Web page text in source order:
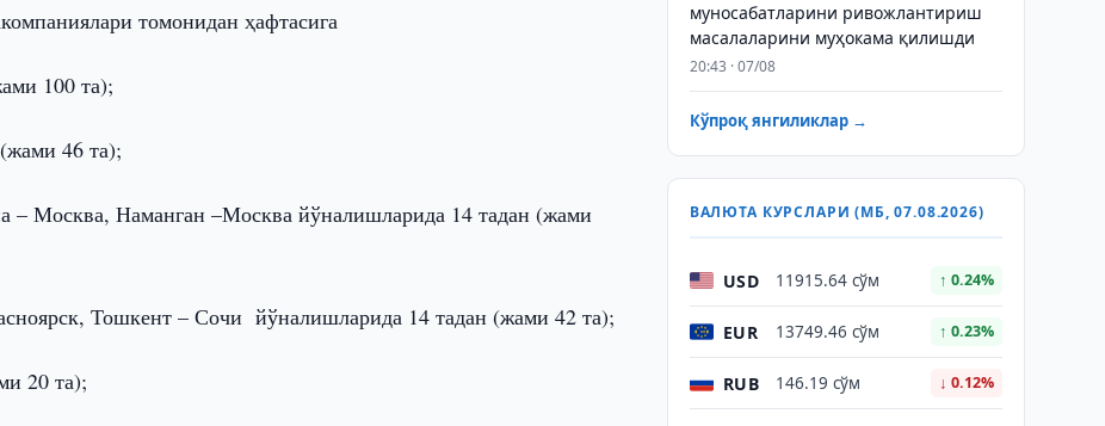
томонидан ҳафтасига
100 та);
46 та);
– Москва, Наманган –Москва йўналишларида 14 тадан (жами
Тошкент – Сочи йўналишларида 14 тадан (жами 42 та);
20 та);
муносабатларини ривожлантириш
масалаларини муҳокама қилишди
20:43 · 07/08
Кўпроқ янгиликлар →
ВАЛЮТА КУРСЛАРИ (МБ, 07.08.2026)
USD 11915.64 сўм ↑ 0.24%
EUR 13749.46 сўм ↑ 0.23%
RUB 146.19 сўм ↓ 0.12%